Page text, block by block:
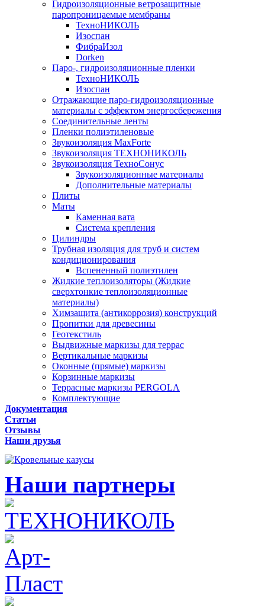
Гидроизоляционные ветрозащитные
паропроницаемые мембраны
ТехноНИКОЛЬ
Изоспан
ФибраИзол
Dorken
Паро-, гидроизоляционные пленки
ТехноНИКОЛЬ
Изоспан
Отражающие паро-гидроизоляционные
материалы с эффектом энергосбережения
Соединительные ленты
Пленки полиэтиленовые
Звукоизоляция MaxForte
Звукоизоляция ТЕХНОНИКОЛЬ
Звукоизоляция ТехноСонус
Звукоизоляционные материалы
Дополнительные материалы
Плиты
Маты
Каменная вата
Система крепления
Цилиндры
Трубная изоляция для труб и систем
кондиционирования
Вспененный полиэтилен
Жидкие теплоизоляторы (Жидкие
сверхтонкие теплоизоляционные
материалы)
Химзащита (антикоррозия) конструкций
Пропитки для древесины
Геотекстиль
Выдвижные маркизы для террас
Вертикальные маркизы
Оконные (прямые) маркизы
Корзинные маркизы
Террасные маркизы PERGOLA
Комплектующие
Документация
Статьи
Отзывы
Наши друзья
Наши партнеры